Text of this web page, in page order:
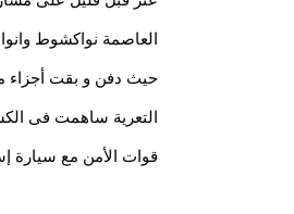
العاصمة نواكشوط
حيث دفن و بقت أجزاء
التعرية ساهمت فى
قوات الأمن مع سيارة